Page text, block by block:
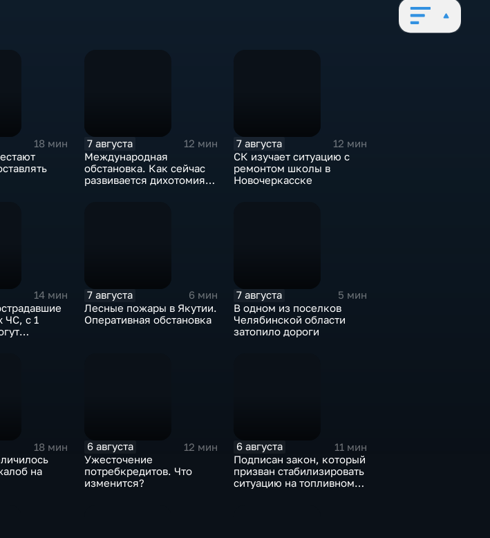
18 мин
7 августа
12 мин
Международная
обстановка. Как сейчас
развивается дихотомия
7 августа
12 мин
СК изучает ситуацию с
ремонтом школы в
Новочеркасске
14 мин
ЧС, с 1
7 августа
6 мин
Лесные пожары в Якутии.
Оперативная обстановка
7 августа
5 мин
В одном из поселков
Челябинской области
затопило дороги
18 мин
на
6 августа
12 мин
Ужесточение
потребкредитов. Что
изменится?
6 августа
11 мин
Подписан закон, который
призван стабилизировать
ситуацию на топливном